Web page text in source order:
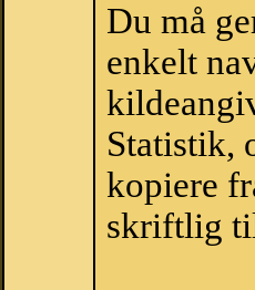
Du må
enkelt
Statistik,
kopiere
skriftlig